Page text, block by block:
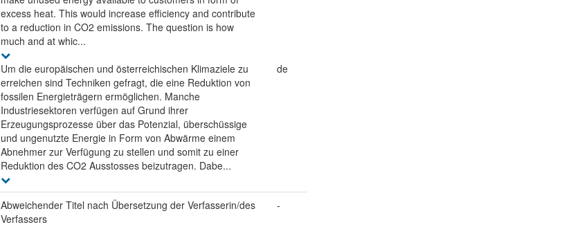
excess heat. This would increase efficiency and contribute
to a reduction in CO2 emissions. The question is how
much and at whic...
Um die europäischen und österreichischen Klimaziele zu
erreichen sind Techniken gefragt, die eine Reduktion von
fossilen Energieträgern ermöglichen. Manche
Industriesektoren verfügen auf Grund ihrer
Erzeugungsprozesse über das Potenzial, überschüssige
und ungenutzte Energie in Form von Abwärme einem
Abnehmer zur Verfügung zu stellen und somit zu einer
Reduktion des CO2 Ausstosses beizutragen. Dabe...
de
Abweichender Titel nach Übersetzung der Verfasserin/des
Verfassers
-